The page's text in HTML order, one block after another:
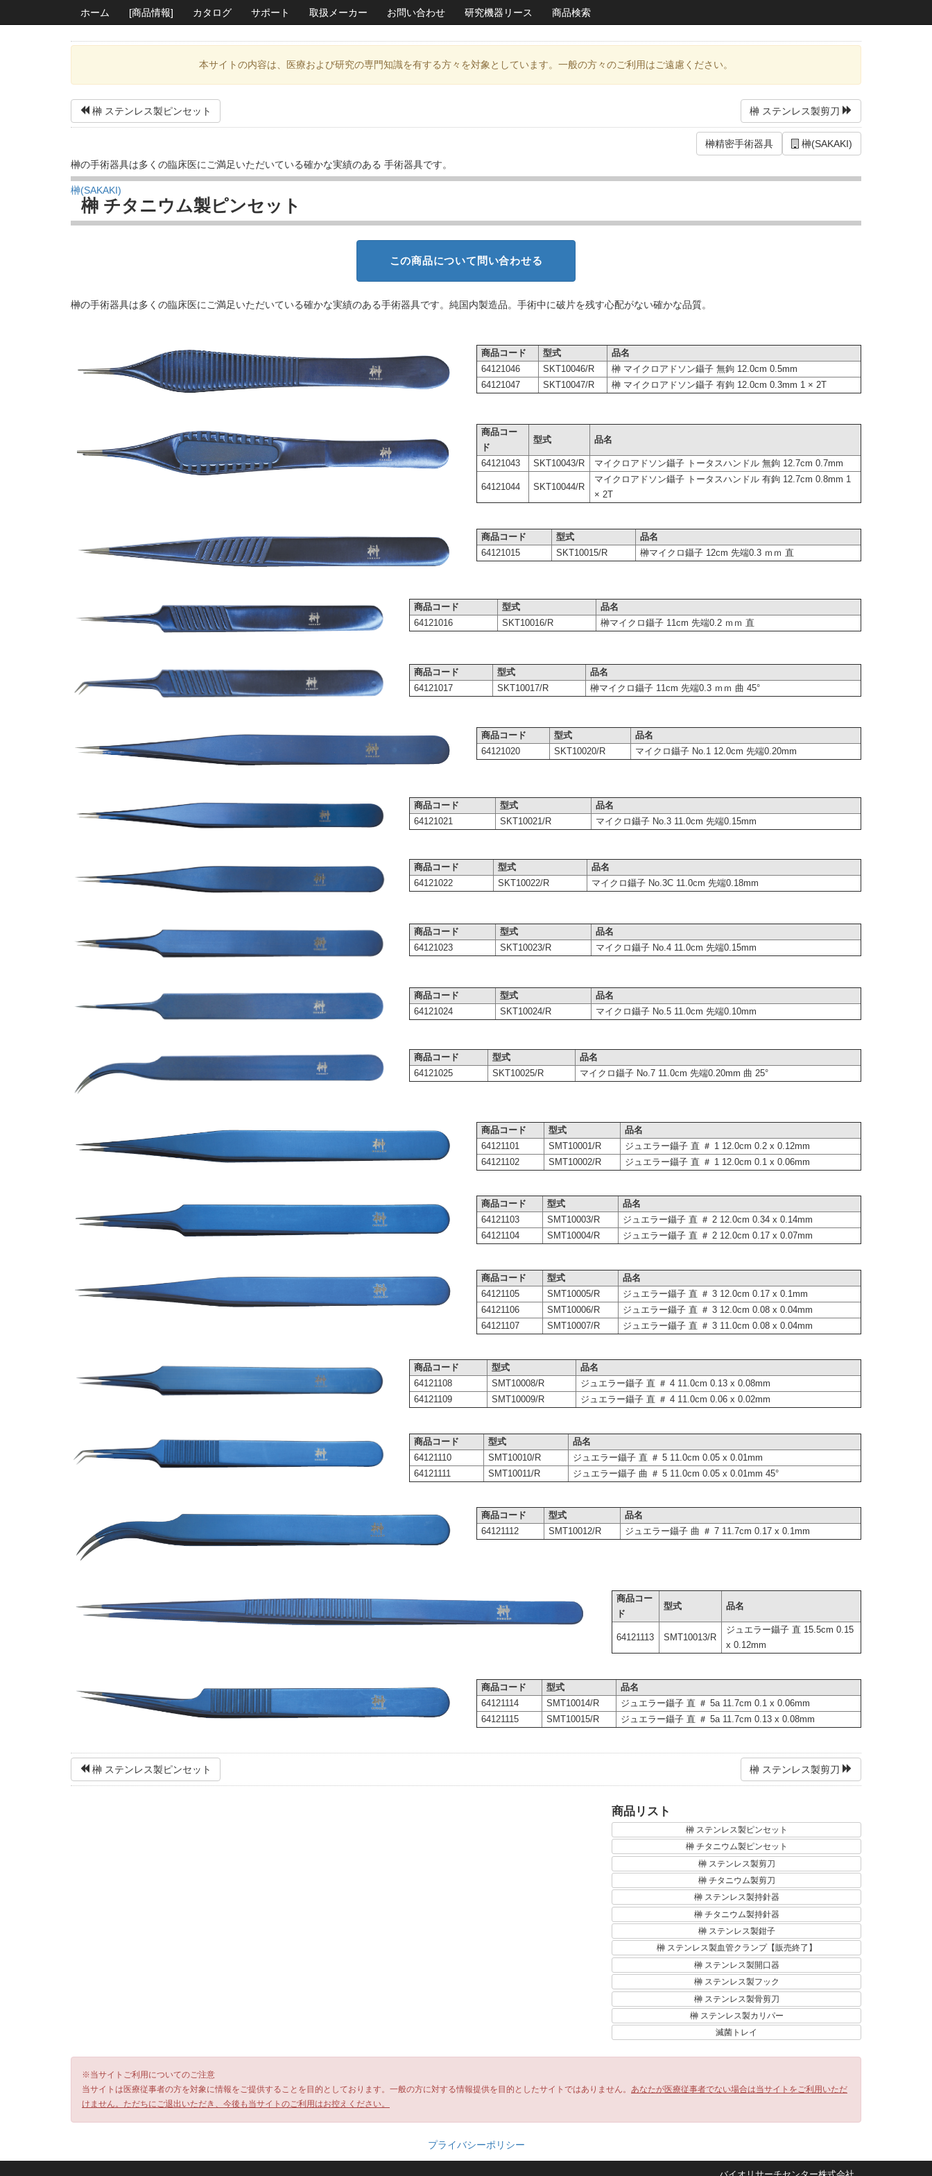
ホーム [商品情報] カタログ サポート 取扱メーカー お問い合わせ 研究機器リース 商品検索
本サイトの内容は、医療および研究の専門知識を有する方々を対象としています。一般の方々のご利用はご遠慮ください。
榊 ステンレス製ピンセット 榊 ステンレス製剪刀
榊(SAKAKI)
榊精密手術器具
榊の手術器具は多くの臨床医にご満足いただいている確かな実績のある 手術器具です。
榊(SAKAKI)
榊 チタニウム製ピンセット
この商品について問い合わせる
榊の手術器具は多くの臨床医にご満足いただいている確かな実績のある手術器具です。純国内製造品。手術中に破片を残す心配がない確かな品質。
商品コード 型式
品名
64121046
SKT10046/R
榊 マイクロアドソン鑷子 無鉤 12.0cm 0.5mm
64121047
SKT10047/R 榊 マイクロアドソン鑷子 有鉤 12.0cm 0.3mm 1 × 2T
商品コー
ド
型式 品名
64121043 SKT10043/R マイクロアドソン鑷子 トータスハンドル 無鉤 12.7cm 0.7mm
64121044 SKT10044/R
マイクロアドソン鑷子 トータスハンドル 有鉤 12.7cm 0.8mm 1
× 2T
商品コード 型式
品名
64121015
SKT10015/R 榊マイクロ鑷子 12cm 先端0.3 ｍｍ 直
商品コード 型式
品名
64121016
SKT10016/R 榊マイクロ鑷子 11cm 先端0.2 ｍｍ 直
商品コード 型式
品名
64121017
SKT10017/R 榊マイクロ鑷子 11cm 先端0.3 ｍｍ 曲 45°
商品コード 型式
品名
64121020
SKT10020/R マイクロ鑷子 No.1 12.0cm 先端0.20mm
商品コード 型式
品名
64121021
SKT10021/R マイクロ鑷子 No.3 11.0cm 先端0.15mm
商品コード 型式
品名
64121022
SKT10022/R マイクロ鑷子 No.3C 11.0cm 先端0.18mm
商品コード 型式
品名
64121023
SKT10023/R マイクロ鑷子 No.4 11.0cm 先端0.15mm
商品コード 型式
品名
64121024
SKT10024/R マイクロ鑷子 No.5 11.0cm 先端0.10mm
商品コード 型式
品名
64121025
SKT10025/R マイクロ鑷子 No.7 11.0cm 先端0.20mm 曲 25°
商品コード 型式
品名
64121101
SMT10001/R
ジュエラー鑷子 直 ＃ 1 12.0cm 0.2 x 0.12mm
64121102
SMT10002/R ジュエラー鑷子 直 ＃ 1 12.0cm 0.1 x 0.06mm
商品コード 型式
品名
64121103
SMT10003/R
ジュエラー鑷子 直 ＃ 2 12.0cm 0.34 x 0.14mm
64121104
SMT10004/R ジュエラー鑷子 直 ＃ 2 12.0cm 0.17 x 0.07mm
商品コード 型式
品名
64121105
SMT10005/R
ジュエラー鑷子 直 ＃ 3 12.0cm 0.17 x 0.1mm
64121106
SMT10006/R
ジュエラー鑷子 直 ＃ 3 12.0cm 0.08 x 0.04mm
64121107
SMT10007/R ジュエラー鑷子 直 ＃ 3 11.0cm 0.08 x 0.04mm
商品コード 型式
品名
64121108
SMT10008/R
ジュエラー鑷子 直 ＃ 4 11.0cm 0.13 x 0.08mm
64121109
SMT10009/R ジュエラー鑷子 直 ＃ 4 11.0cm 0.06 x 0.02mm
商品コード 型式
品名
64121110
SMT10010/R
ジュエラー鑷子 直 ＃ 5 11.0cm 0.05 x 0.01mm
64121111
SMT10011/R ジュエラー鑷子 曲 ＃ 5 11.0cm 0.05 x 0.01mm 45°
商品コード 型式
品名
64121112
SMT10012/R ジュエラー鑷子 曲 ＃ 7 11.7cm 0.17 x 0.1mm
商品コー
ド
型式 品名
64121113 SMT10013/R
ジュエラー鑷子 直 15.5cm 0.15
x 0.12mm
商品コード 型式
品名
64121114
SMT10014/R
ジュエラー鑷子 直 ＃ 5a 11.7cm 0.1 x 0.06mm
64121115
SMT10015/R ジュエラー鑷子 直 ＃ 5a 11.7cm 0.13 x 0.08mm
榊 ステンレス製ピンセット 榊 ステンレス製剪刀
商品リスト
榊 ステンレス製ピンセット
榊 チタニウム製ピンセット
榊 ステンレス製剪刀
榊 チタニウム製剪刀
榊 ステンレス製持針器
榊 チタニウム製持針器
榊 ステンレス製鉗子
榊 ステンレス製血管クランプ【販売終了】
榊 ステンレス製開口器
榊 ステンレス製フック
榊 ステンレス製骨剪刀
榊 ステンレス製カリパー
滅菌トレイ
※当サイトご利用についてのご注意
当サイトは医療従事者の方を対象に情報をご提供することを目的としております。一般の方に対する情報提供を目的としたサイトではありません。 あなたが医療従事者でない場合は当サイトをご利用いただ
けません。ただちにご退出いただき、今後も当サイトのご利用はお控えください。
プライバシーポリシー